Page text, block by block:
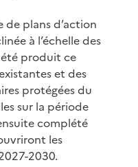
de plans d’action
à l’échelle des
été produit ce
et des
protégées du
sur la période
complété
les
2030.